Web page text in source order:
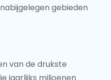
gebieden
van de drukste